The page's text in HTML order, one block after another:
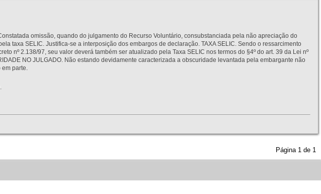
omissão, quando do julgamento do Recurso Voluntário, consubstanciada pela não apreciação do
taxa SELIC. Justifica-se a interposição dos embargos de declaração. TAXA SELIC. Sendo o ressarcimento
nº 2.138/97, seu valor deverá também ser atualizado pela Taxa SELIC nos termos do §4º do art. 39 da Lei nº
NO JULGADO. Não estando devidamente caracterizada a obscuridade levantada pela embargante não
em parte.
Página 1 de 1